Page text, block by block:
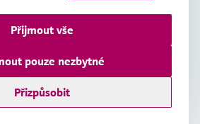
Group Services AG
Ochrana dat
Přizpůsobit
pouze nezbytné
Přijmout vše